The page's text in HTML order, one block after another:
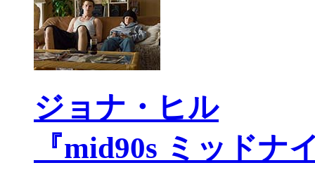
ジョナ・ヒル
『mid90s ミッドナ